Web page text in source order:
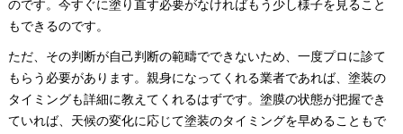
のです。今すぐに塗り直す必要がなければもう少し様子を見ること
もできるのです。
ただ、その判断が自己判断の範疇でできないため、一度プロに診て
もらう必要があります。親身になってくれる業者であれば、塗装の
タイミングも詳細に教えてくれるはずです。塗膜の状態が把握でき
ていれば、天候の変化に応じて塗装のタイミングを早めることもで